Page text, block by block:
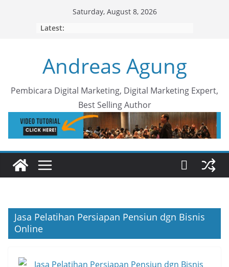
Saturday, August 8, 2026
Latest:
Andreas Agung
Pembicara Digital Marketing, Digital Marketing Expert,
Best Selling Author
Jasa Pelatihan Persiapan Pensiun dgn Bisnis
Online